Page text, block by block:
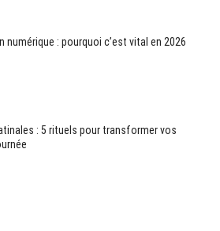
numérique : pourquoi c’est vital en 2026
: 5 rituels pour transformer vos